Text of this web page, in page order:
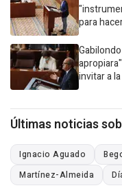
para
invitar a
Últimas noticias
Ignacio Aguado
Martínez-Almeida